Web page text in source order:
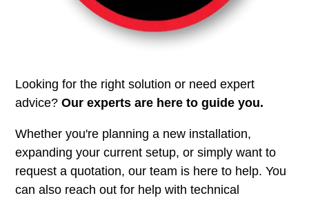
Looking for the right solution or need expert
advice? Our experts are here to guide you.
Whether you're planning a new installation,
expanding your current setup, or simply want to
request a quotation, our team is here to help. You
can also reach out for help with technical